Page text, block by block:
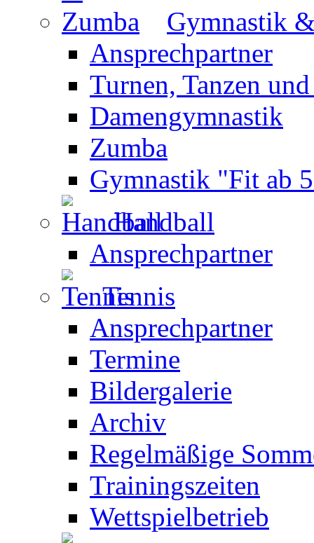
Gymnastik
Ansprechpartner
Turnen, Tanzen
Damengymnastik
Zumba
Gymnastik "Fit ab
Handball
Ansprechpartner
Tennis
Ansprechpartner
Termine
Bildergalerie
Archiv
Regelmäßige
Trainingszeiten
Wettspielbetrieb